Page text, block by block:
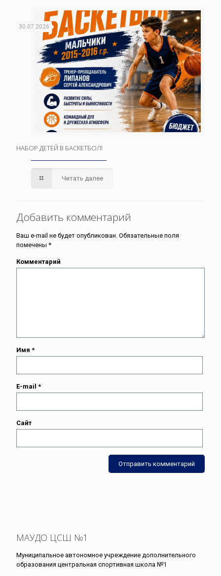
30.07.2026
НАБОР ДЕТЕЙ В БАСКЕТБОЛ!
Читать далее
Добавить комментарий
Ваш e-mail не будет опубликован. Обязательные поля
помечены *
Комментарий
Имя *
E-mail *
Сайт
МАУДО ЦСШ №1
Муниципальное автономное учреждение дополнительного
образования центральная спортивная школа №1